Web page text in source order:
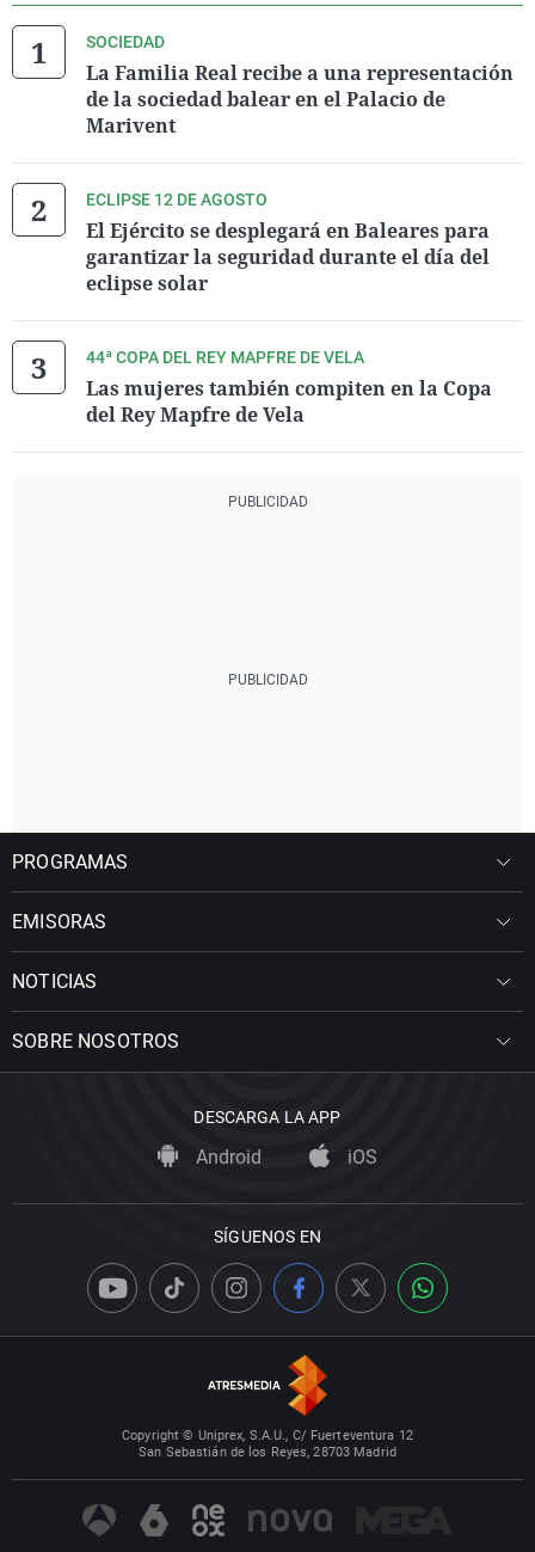
SOCIEDAD
La Familia Real recibe a una representación
de la sociedad balear en el Palacio de
Marivent
ECLIPSE 12 DE AGOSTO
El Ejército se desplegará en Baleares para
garantizar la seguridad durante el día del
eclipse solar
44ª COPA DEL REY MAPFRE DE VELA
Las mujeres también compiten en la Copa
del Rey Mapfre de Vela
PROGRAMAS
EMISORAS
NOTICIAS
SOBRE NOSOTROS
DESCARGA LA APP
Android iOS
SÍGUENOS EN
Copyright © Uniprex, S.A.U., C/ Fuerteventura 12
San Sebastián de los Reyes, 28703 Madrid